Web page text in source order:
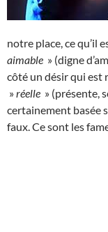
notre place, ce qu’il
aimable » (digne
côté un désir qui est
»réelle » (présente,
certainement basée
faux. Ce sont les